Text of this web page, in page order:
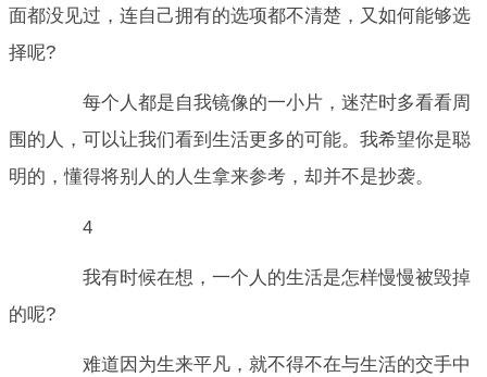
面都没见过，连自己拥有的选项都不清楚，又如何能够选
择呢?
每个人都是自我镜像的一小片，迷茫时多看看周
围的人，可以让我们看到生活更多的可能。我希望你是聪
明的，懂得将别人的人生拿来参考，却并不是抄袭。
4
我有时候在想，一个人的生活是怎样慢慢被毁掉
的呢?
难道因为生来平凡，就不得不在与生活的交手中